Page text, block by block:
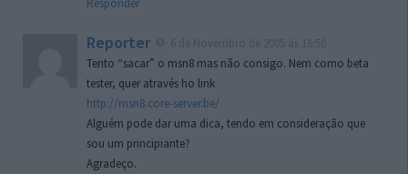
Responder
Reporter
Tento “sacar” o msn8 mas não consigo. Nem como beta
tester, quer através ho link
http://msn8.core-server.be/
Alguém pode dar uma dica, tendo em consideração que
sou um principiante?
Agradeço.